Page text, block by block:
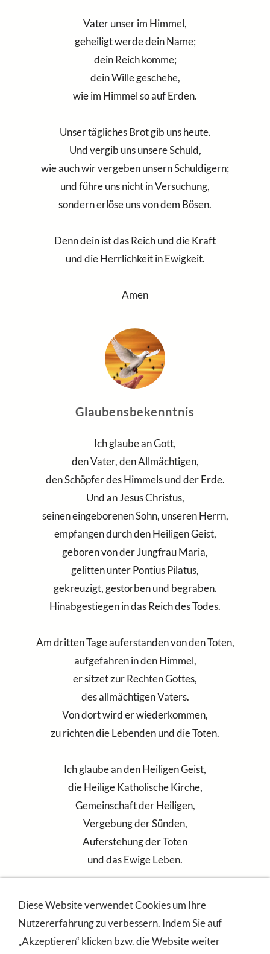
Vater unser im Himmel,
geheiligt werde dein Name;
dein Reich komme;
dein Wille geschehe,
wie im Himmel so auf Erden.
Unser tägliches Brot gib uns heute.
Und vergib uns unsere Schuld,
wie auch wir vergeben unsern Schuldigern;
und führe uns nicht in Versuchung,
sondern erlöse uns von dem Bösen.
Denn dein ist das Reich und die Kraft
und die Herrlichkeit in Ewigkeit.
Amen
Glaubensbekenntnis
Ich glaube an Gott,
den Vater, den Allmächtigen,
den Schöpfer des Himmels und der Erde.
Und an Jesus Christus,
seinen eingeborenen Sohn, unseren Herrn,
empfangen durch den Heiligen Geist,
geboren von der Jungfrau Maria,
gelitten unter Pontius Pilatus,
gekreuzigt, gestorben und begraben.
Hinabgestiegen in das Reich des Todes.
Am dritten Tage auferstanden von den Toten,
aufgefahren in den Himmel,
er sitzet zur Rechten Gottes,
des allmächtigen Vaters.
Von dort wird er wiederkommen,
zu richten die Lebenden und die Toten.
Ich glaube an den Heiligen Geist,
die Heilige Katholische Kirche,
Gemeinschaft der Heiligen,
Vergebung der Sünden,
Auferstehung der Toten
und das Ewige Leben.
Diese Website verwendet Cookies um Ihre
Nutzererfahrung zu verbessern. Indem Sie auf
„Akzeptieren“ klicken bzw. die Website weiter